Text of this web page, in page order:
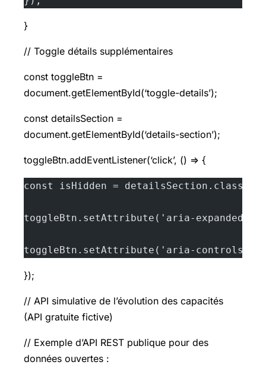
}
// Toggle détails supplémentaires
const toggleBtn =
document.getElementById(‘toggle-details’);
const detailsSection =
document.getElementById(‘details-section’);
toggleBtn.addEventListener(‘click’, () => {
const isHidden =
toggleBtn.setAttribute('aria-expanded',
toggleBtn.setAttribute('aria-controls',
});
// API simulative de l’évolution des capacités
(API gratuite fictive)
// Exemple d’API REST publique pour des
données ouvertes :